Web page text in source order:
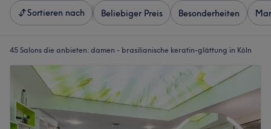
Sortieren nach Beliebiger Preis Besonderheiten
45 Salons die anbieten: damen - brasilianische keratin-glättung in Köln